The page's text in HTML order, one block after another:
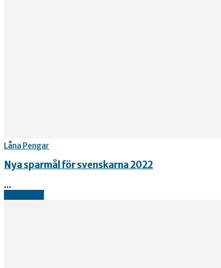
Låna Pengar
Nya sparmål för svenskarna 2022
...